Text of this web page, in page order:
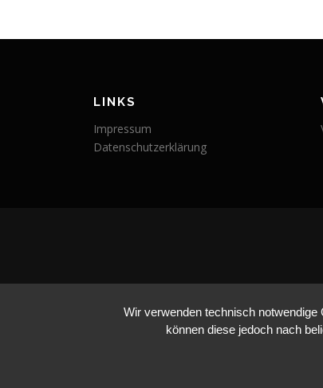
LINKS
Impressum
Datenschutzerklärung
Wir verwenden technisch
können diese jedoch nach